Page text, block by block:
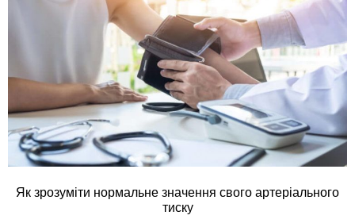
Як зрозуміти нормальне значення свого артеріального
тиску